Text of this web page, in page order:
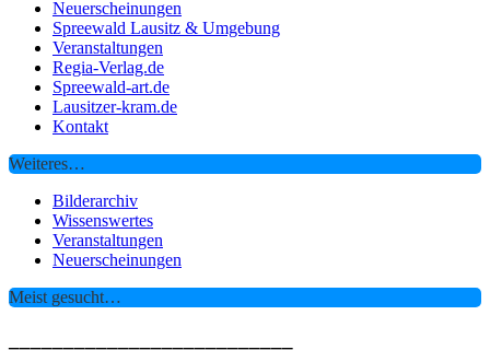
Neuerscheinungen
Spreewald Lausitz & Umgebung
Veranstaltungen
Regia-Verlag.de
Spreewald-art.de
Lausitzer-kram.de
Kontakt
Weiteres…
Bilderarchiv
Wissenswertes
Veranstaltungen
Neuerscheinungen
Meist gesucht…